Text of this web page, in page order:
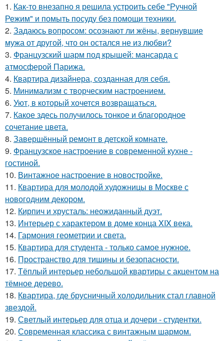
1. Как-то внезапно я решила устроить себе "Ручной
Режим" и помыть посуду без помощи техники.
2. Задаюсь вопросом: осознают ли жёны, вернувшие
мужа от другой, что он остался не из любви?
3. Французский шарм под крышей: мансарда с
атмосферой Парижа.
4. Квартира дизайнера, созданная для себя.
5. Минимализм с творческим настроением.
6. Уют, в который хочется возвращаться.
7. Какое здесь получилось тонкое и благородное
сочетание цвета.
8. Завершённый ремонт в детской комнате.
9. Французское настроение в современной кухне -
гостиной.
10. Винтажное настроение в новостройке.
11. Квартира для молодой художницы в Москве с
новогодним декором.
12. Кирпич и хрусталь: неожиданный дуэт.
13. Интерьер с характером в доме конца XIX века.
14. Гармония геометрии и света.
15. Квартира для студента - только самое нужное.
16. Пространство для тишины и безопасности.
17. Тёплый интерьер небольшой квартиры с акцентом на
тёмное дерево.
18. Квартира, где брусничный холодильник стал главной
звездой.
19. Светлый интерьер для отца и дочери - студентки.
20. Современная классика с винтажным шармом.